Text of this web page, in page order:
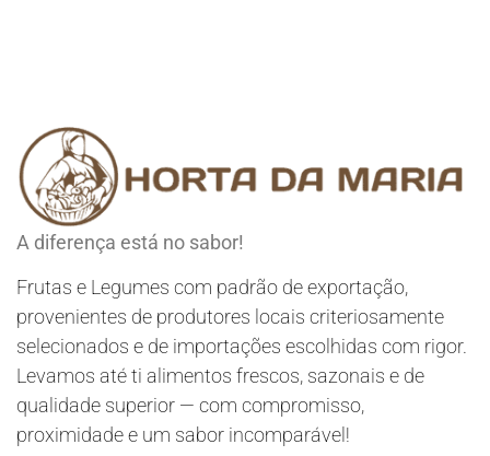
A diferença está no sabor!
Frutas e Legumes com padrão de exportação,
provenientes de produtores locais criteriosamente
selecionados e de importações escolhidas com rigor.
Levamos até ti alimentos frescos, sazonais e de
qualidade superior — com compromisso,
proximidade e um sabor incomparável!